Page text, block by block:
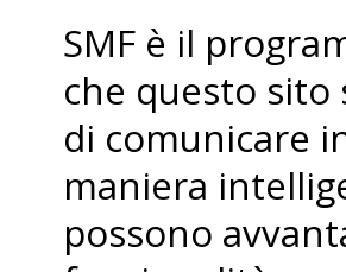
SMF è il
che questo sito
di comunicare
maniera
possono